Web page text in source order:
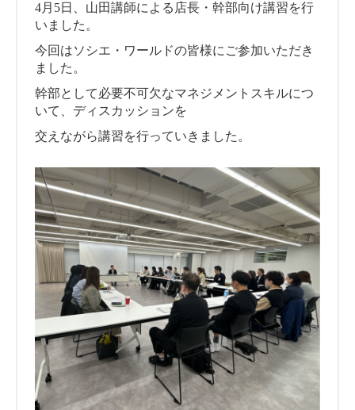
4月5日、山田講師による店長・幹部向け講習を行
いました。
今回はソシエ・ワールドの皆様にご参加いただき
ました。
幹部として必要不可欠なマネジメントスキルにつ
いて、ディスカッションを
交えながら講習を行っていきました。